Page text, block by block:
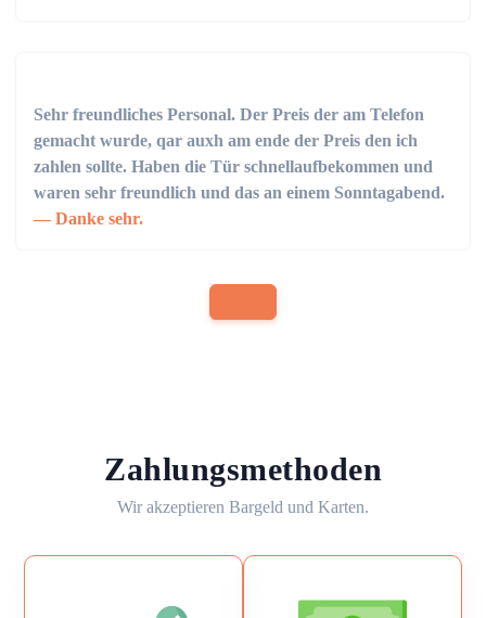
Sehr freundliches Personal. Der Preis der am Telefon
gemacht wurde, qar auxh am ende der Preis den ich
zahlen sollte. Haben die Tür schnellaufbekommen und
waren sehr freundlich und das an einem Sonntagabend.
Danke sehr.
Zahlungsmethoden
Wir akzeptieren Bargeld und Karten.